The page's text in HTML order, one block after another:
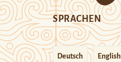
SPRACHEN
Deutsch English